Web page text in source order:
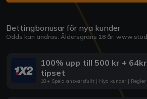
Bettingbonusar för nya kunder
Odds kan ändras. Åldersgräns 18 år.
100% upp till 500 kr +
tipset
18+ Spela ansvarsfullt | Nya kunder |